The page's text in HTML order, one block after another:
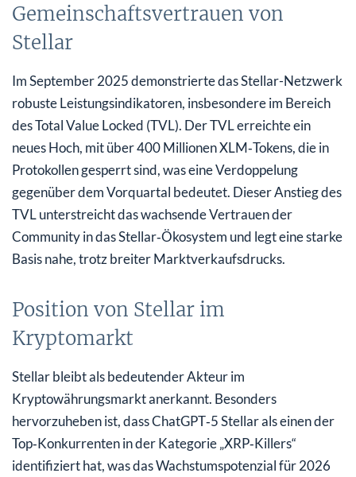
Gemeinschaftsvertrauen von
Stellar
Im September 2025 demonstrierte das Stellar-Netzwerk
robuste Leistungsindikatoren, insbesondere im Bereich
des Total Value Locked (TVL). Der TVL erreichte ein
neues Hoch, mit über 400 Millionen XLM‑Tokens, die in
Protokollen gesperrt sind, was eine Verdoppelung
gegenüber dem Vorquartal bedeutet. Dieser Anstieg des
TVL unterstreicht das wachsende Vertrauen der
Community in das Stellar‑Ökosystem und legt eine starke
Basis nahe, trotz breiter Marktverkaufsdrucks.
Position von Stellar im
Kryptomarkt
Stellar bleibt als bedeutender Akteur im
Kryptowährungsmarkt anerkannt. Besonders
hervorzuheben ist, dass ChatGPT‑5 Stellar als einen der
Top‑Konkurrenten in der Kategorie „XRP‑Killers“
identifiziert hat, was das Wachstumspotenzial für 2026